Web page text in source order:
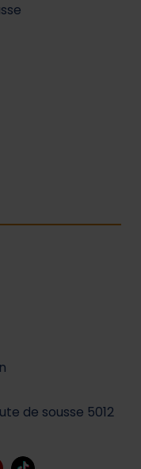
de sousse 5012